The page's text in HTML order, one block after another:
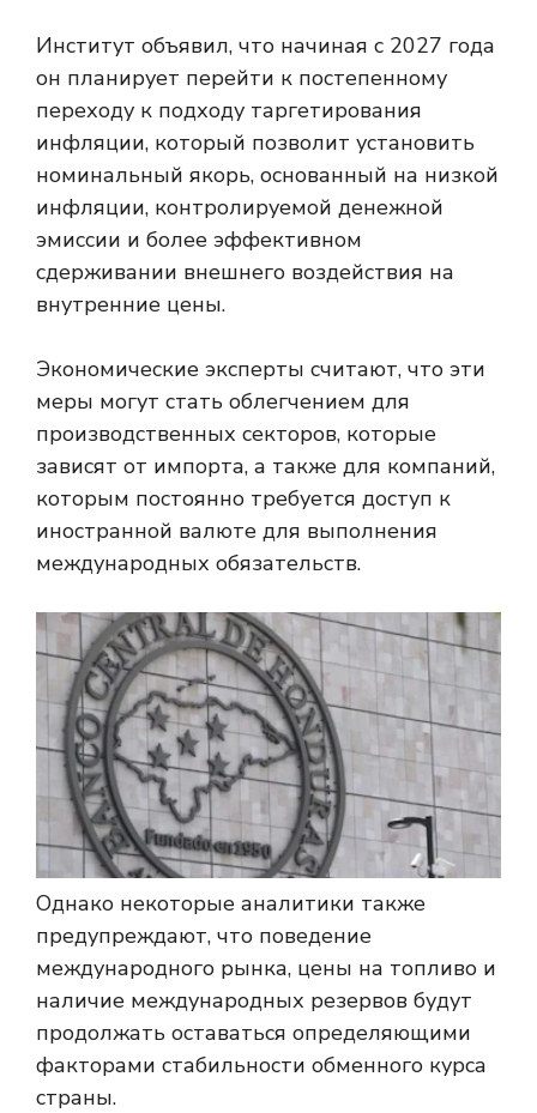
Институт объявил, что начиная с 2027 года
он планирует перейти к постепенному
переходу к подходу таргетирования
инфляции, который позволит установить
номинальный якорь, основанный на низкой
инфляции, контролируемой денежной
эмиссии и более эффективном
сдерживании внешнего воздействия на
внутренние цены.
Экономические эксперты считают, что эти
меры могут стать облегчением для
производственных секторов, которые
зависят от импорта, а также для компаний,
которым постоянно требуется доступ к
иностранной валюте для выполнения
международных обязательств.
Однако некоторые аналитики также
предупреждают, что поведение
международного рынка, цены на топливо и
наличие международных резервов будут
продолжать оставаться определяющими
факторами стабильности обменного курса
страны.